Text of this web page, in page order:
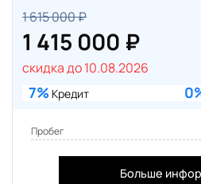
1 615 000 ₽
1 415 000 ₽
скидка до 10.08.2026
7% Кредит
Пробег
Больше